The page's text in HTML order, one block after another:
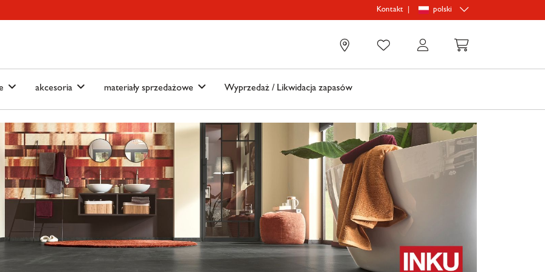
Kontakt polski
akcesoria materiały sprzedażowe Wyprzedaż / Likwidacja zapasów